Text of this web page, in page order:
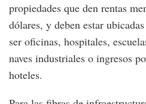
propiedades que den rentas
dólares, y deben estar
ser oficinas, hospitales,
naves industriales o ingresos
hoteles.